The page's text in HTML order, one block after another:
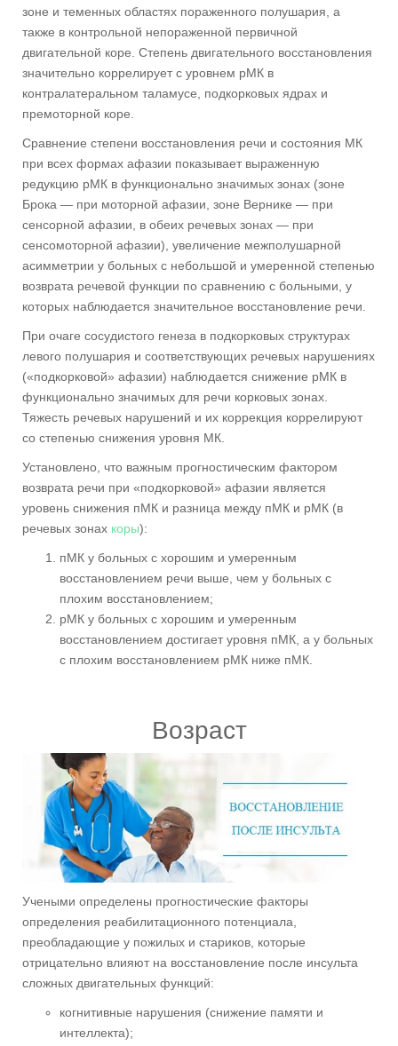
зоне и теменных областях пораженного полушария, а
также в контрольной непораженной первичной
двигательной коре. Степень двигательного восстановления
значительно коррелирует с уровнем рМК в
контралатеральном таламусе, подкорковых ядрах и
премоторной коре.
Сравнение степени восстановления речи и состояния МК
при всех формах афазии показывает выраженную
редукцию рМК в функционально значимых зонах (зоне
Брока — при моторной афазии, зоне Вернике — при
сенсорной афазии, в обеих речевых зонах — при
сенсомоторной афазии), увеличение межполушарной
асимметрии у больных с небольшой и умеренной степенью
возврата речевой функции по сравнению с больными, у
которых наблюдается значительное восстановление речи.
При очаге сосудистого генеза в подкорковых структурах
левого полушария и соответствующих речевых нарушениях
(«подкорковой» афазии) наблюдается снижение рМК в
функционально значимых для речи корковых зонах.
Тяжесть речевых нарушений и их коррекция коррелируют
со степенью снижения уровня МК.
Установлено, что важным прогностическим фактором
возврата речи при «подкорковой» афазии является
уровень снижения пМК и разница между пМК и рМК (в
речевых зонах коры):
пМК у больных с хорошим и умеренным
восстановлением речи выше, чем у больных с
плохим восстановлением;
рМК у больных с хорошим и умеренным
восстановлением достигает уровня пМК, а у больных
с плохим восстановлением рМК ниже пМК.
Возраст
Учеными определены прогностические факторы
определения реабилитационного потенциала,
преобладающие у пожилых и стариков, которые
отрицательно влияют на восстановление после инсульта
сложных двигательных функций:
когнитивные нарушения (снижение памяти и
интеллекта);